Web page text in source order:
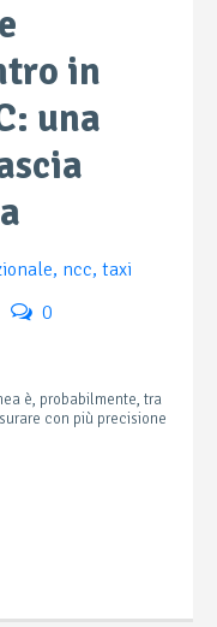
in
una
, ncc, taxi
0
è, probabilmente, tra
con più precisione